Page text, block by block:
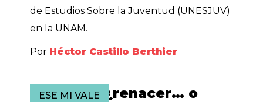
de Estudios Sobre la Juventud (UNESJUV)
en la UNAM.
Por Héctor Castillo Berthier
ESE MI VALE
Migrar es ¿renacer… o